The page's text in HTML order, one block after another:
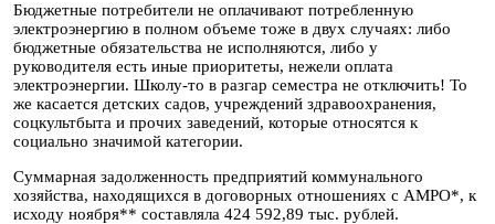
Бюджетные потребители не оплачивают потребленную
электроэнергию в полном объеме тоже в двух случаях: либо
бюджетные обязательства не исполняются, либо у
руководителя есть иные приоритеты, нежели оплата
электроэнергии. Школу-то в разгар семестра не отключить! То
же касается детских садов, учреждений здравоохранения,
соцкультбыта и прочих заведений, которые относятся к
социально значимой категории.
Суммарная задолженность предприятий коммунального
хозяйства, находящихся в договорных отношениях с АМРО*, к
исходу ноября** составляла 424 592,89 тыс. рублей.